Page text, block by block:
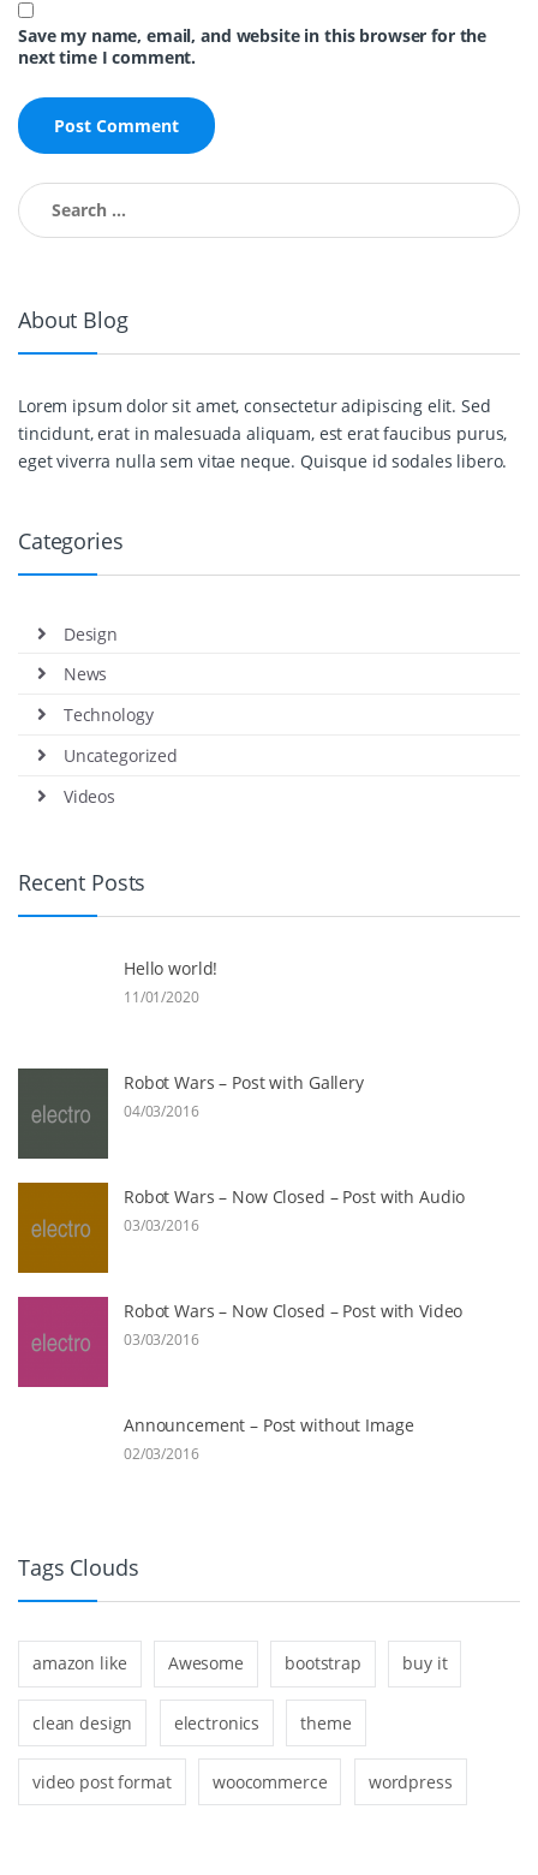
Save my name, email, and website in this browser for the
next time I comment.
Search for:
About Blog
Lorem ipsum dolor sit amet, consectetur adipiscing elit. Sed
tincidunt, erat in malesuada aliquam, est erat faucibus purus,
eget viverra nulla sem vitae neque. Quisque id sodales libero.
Categories
Design
News
Technology
Uncategorized
Videos
Recent Posts
Hello world!
11/01/2020
Robot Wars – Post with Gallery
04/03/2016
Robot Wars – Now Closed – Post with Audio
03/03/2016
Robot Wars – Now Closed – Post with Video
03/03/2016
Announcement – Post without Image
02/03/2016
Tags Clouds
amazon like Awesome bootstrap buy it
clean design electronics theme
video post format woocommerce wordpress